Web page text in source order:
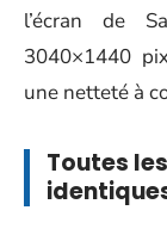
l’écran de
3040×1440
une netteté à
Toutes